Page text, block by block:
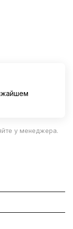
у менеджера.